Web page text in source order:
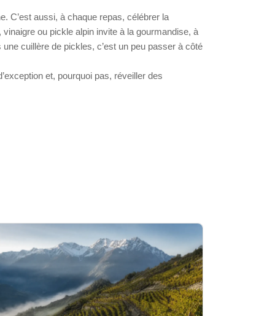
C’est aussi, à chaque repas, célébrer la
ou pickle alpin invite à la gourmandise, à
cuillère de pickles, c’est un peu passer à côté
et, pourquoi pas, réveiller des